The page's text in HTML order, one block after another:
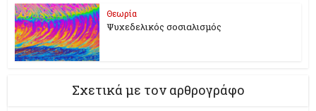
Θεωρία
Ψυχεδελικός σοσιαλισμός
Σχετικά με τον αρθρογράφο